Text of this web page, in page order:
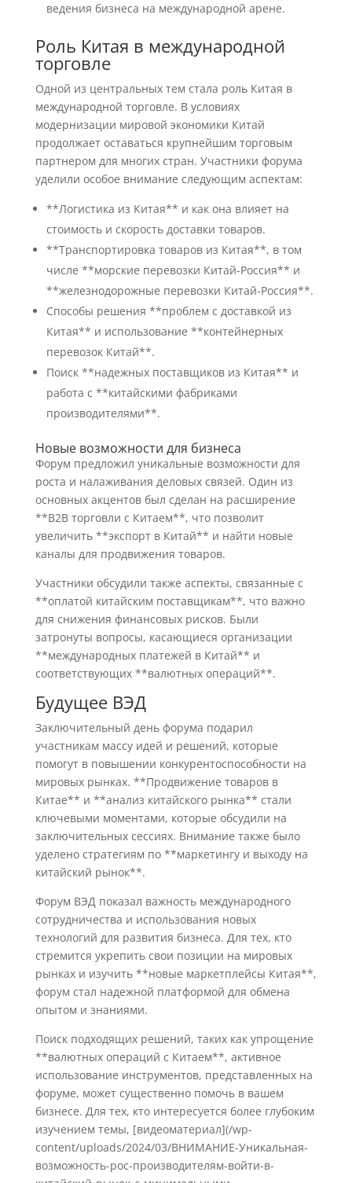
ведения бизнеса на международной арене.
Роль Китая в международной
торговле
Одной из центральных тем стала роль Китая в
международной торговле. В условиях
модернизации мировой экономики Китай
продолжает оставаться крупнейшим торговым
партнером для многих стран. Участники форума
уделили особое внимание следующим аспектам:
**Логистика из Китая** и как она влияет на
стоимость и скорость доставки товаров.
**Транспортировка товаров из Китая**, в том
числе **морские перевозки Китай-Россия** и
**железнодорожные перевозки Китай-Россия**.
Способы решения **проблем с доставкой из
Китая** и использование **контейнерных
перевозок Китай**.
Поиск **надежных поставщиков из Китая** и
работа с **китайскими фабриками
производителями**.
Новые возможности для бизнеса
Форум предложил уникальные возможности для
роста и налаживания деловых связей. Один из
основных акцентов был сделан на расширение
**B2B торговли с Китаем**, что позволит
увеличить **экспорт в Китай** и найти новые
каналы для продвижения товаров.
Участники обсудили также аспекты, связанные с
**оплатой китайским поставщикам**, что важно
для снижения финансовых рисков. Были
затронуты вопросы, касающиеся организации
**международных платежей в Китай** и
соответствующих **валютных операций**.
Будущее ВЭД
Заключительный день форума подарил
участникам массу идей и решений, которые
помогут в повышении конкурентоспособности на
мировых рынках. **Продвижение товаров в
Китае** и **анализ китайского рынка** стали
ключевыми моментами, которые обсудили на
заключительных сессиях. Внимание также было
уделено стратегиям по **маркетингу и выходу на
китайский рынок**.
Форум ВЭД показал важность международного
сотрудничества и использования новых
технологий для развития бизнеса. Для тех, кто
стремится укрепить свои позиции на мировых
рынках и изучить **новые маркетплейсы Китая**,
форум стал надежной платформой для обмена
опытом и знаниями.
Поиск подходящих решений, таких как упрощение
**валютных операций с Китаем**, активное
использование инструментов, представленных на
форуме, может существенно помочь в вашем
бизнесе. Для тех, кто интересуется более глубоким
изучением темы, [видеоматериал](/wp-
content/uploads/2024/03/ВНИМАНИЕ-Уникальная-
возможность-рос-производителям-войти-в-